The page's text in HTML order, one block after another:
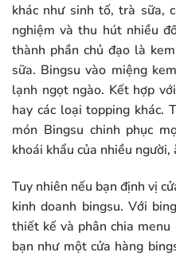
khác như sinh tố, trà sữa,
nghiệm và thu hút nhiều
thành phần chủ đạo là
sữa. Bingsu vào miệng
lạnh ngọt ngào. Kết hợp
hay các loại topping khác.
món Bingsu chinh phục
khoái khẩu của nhiều
Tuy nhiên nếu bạn định vị
kinh doanh bingsu. Với
thiết kế và phân chia
bạn như một cửa hàng